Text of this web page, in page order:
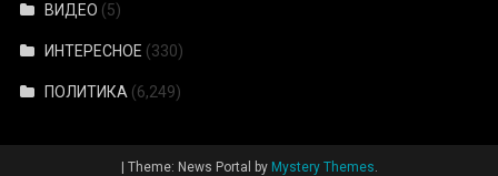
ВИДЕО (5)
ИНТЕРЕСНОЕ (330)
ПОЛИТИКА (6,249)
Theme: News Portal by Mystery Themes.